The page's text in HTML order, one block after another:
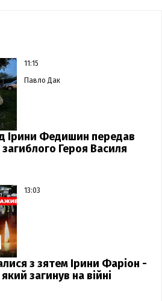
11:15
Павло Дак
Ірини Федишин передав
Героя Василя
13:03
з зятем Ірини Фаріон -
загинув на війні